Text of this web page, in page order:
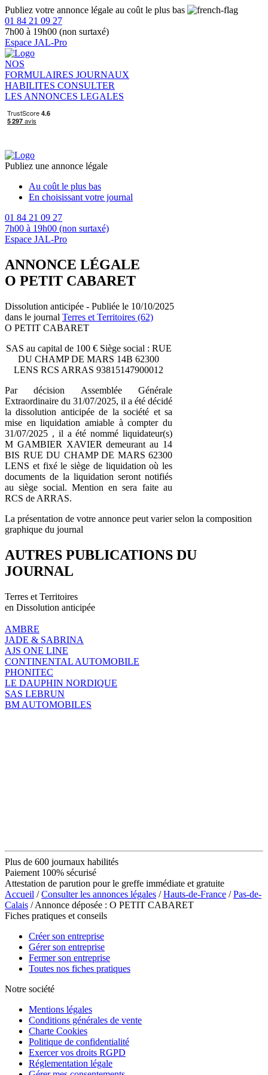
Publiez votre annonce légale au coût le plus bas
01 84 21 09 27
7h00 à 19h00 (non surtaxé)
Espace JAL-Pro
NOS
FORMULAIRES JOURNAUX
HABILITES CONSULTER
LES ANNONCES LEGALES
Publiez une annonce légale
Au coût le plus bas
En choisissant votre journal
01 84 21 09 27
7h00 à 19h00 (non surtaxé)
Espace JAL-Pro
ANNONCE LÉGALE
O PETIT CABARET
Dissolution anticipée - Publiée le 10/10/2025
dans le journal Terres et Territoires (62)
O PETIT CABARET
SAS au capital de 100 € Siège social : RUE
DU CHAMP DE MARS 14B 62300
LENS RCS ARRAS 93815147900012
Par décision Assemblée Générale
Extraordinaire du 31/07/2025, il a été décidé
la dissolution anticipée de la société et sa
mise en liquidation amiable à compter du
31/07/2025 , il a été nommé liquidateur(s)
M GAMBIER XAVIER demeurant au 14
BIS RUE DU CHAMP DE MARS 62300
LENS et fixé le siège de liquidation où les
documents de la liquidation seront notifiés
au siège social. Mention en sera faite au
RCS de ARRAS.
La présentation de votre annonce peut varier selon la composition
graphique du journal
AUTRES PUBLICATIONS DU
JOURNAL
Terres et Territoires
en Dissolution anticipée
AMBRE
JADE & SABRINA
AJS ONE LINE
CONTINENTAL AUTOMOBILE
PHONITEC
LE DAUPHIN NORDIQUE
SAS LEBRUN
BM AUTOMOBILES
Plus de 600 journaux habilités
Paiement 100% sécurisé
Attestation de parution pour le greffe immédiate et gratuite
Accueil /Consulter les annonces légales /Hauts-de-France /Pas-de-
Calais / Annonce déposée : O PETIT CABARET
Fiches pratiques et conseils
Créer son entreprise
Gérer son entreprise
Fermer son entreprise
Toutes nos fiches pratiques
Notre société
Mentions légales
Conditions générales de vente
Charte Cookies
Politique de confidentialité
Exercer vos droits RGPD
Réglementation légale